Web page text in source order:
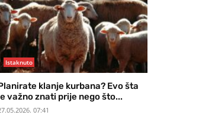
Istaknuto
klanje kurbana? Evo šta
važno znati prije nego što...
07:41